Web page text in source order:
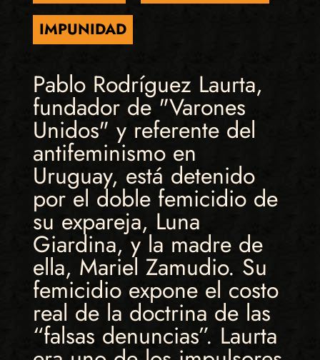
IMPUNIDAD
Pablo Rodríguez Laurta,
fundador de "Varones
Unidos" y referente del
antifeminismo en
Uruguay, está detenido
por el doble femicidio de
su expareja, Luna
Giardina, y la madre de
ella, Mariel Zamudio. Su
femicidio expone el costo
real de la doctrina de las
“falsas denuncias”. Laurta